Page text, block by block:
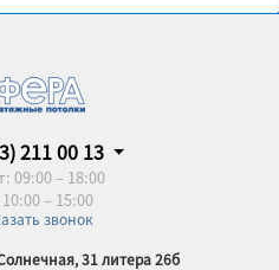
211 00 13
09:00 – 18:00
– 15:00
звонок
31 литера 26б